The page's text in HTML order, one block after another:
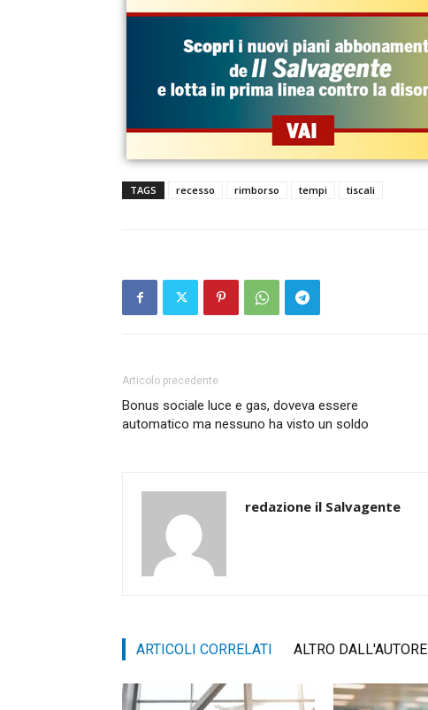
TAGS recesso rimborso tempi tiscali
Articolo precedente
Bonus sociale luce e gas, doveva essere
automatico ma nessuno ha visto un soldo
redazione il Salvagente
ARTICOLI CORRELATI ALTRO DALL'AUTORE